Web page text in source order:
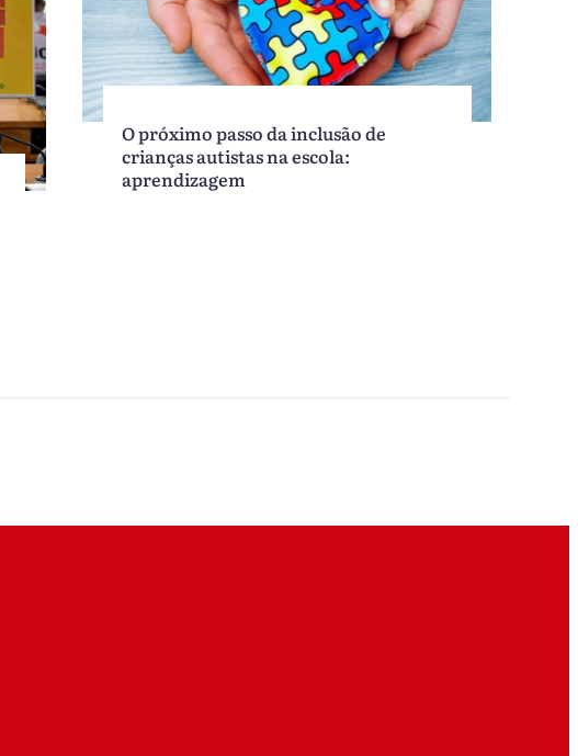
O próximo passo da inclusão de
crianças autistas na escola:
aprendizagem